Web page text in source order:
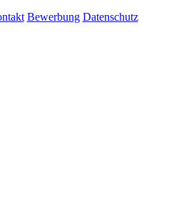
Bewerbung Datenschutz